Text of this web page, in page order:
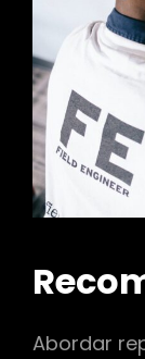
Abordar